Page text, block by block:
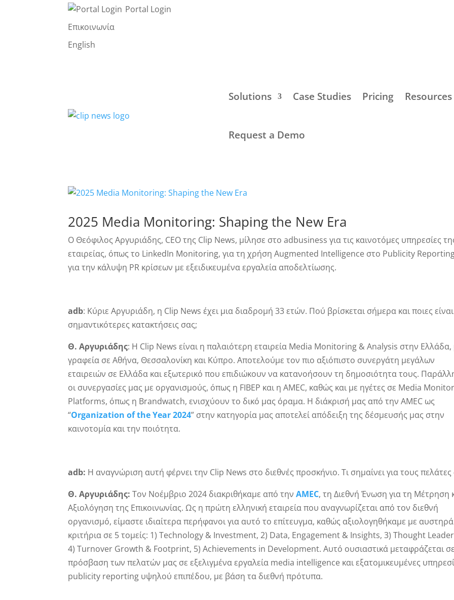
Portal Login
Επικοινωνία
English
Solutions Case Studies Pricing Resources
Request a Demo
2025 Media Monitoring: Shaping the New Era
Ο Θεόφιλος Αργυριάδης, CEO της Clip News, μίλησε στο adbusiness για τις καινοτόμες υπηρεσίες
εταιρείας, όπως το LinkedIn Monitoring, για τη χρήση Augmented Intelligence στο Publicity
για την κάλυψη PR κρίσεων με εξειδικευμένα εργαλεία αποδελτίωσης.
adb: Κύριε Αργυριάδη, η Clip News έχει μια διαδρομή 33 ετών. Πού βρίσκεται σήμερα και ποιες
σημαντικότερες κατακτήσεις σας;
Θ. Αργυριάδης: Η Clip News είναι η παλαιότερη εταιρεία Media Monitoring & Analysis στην Ελλάδα,
γραφεία σε Αθήνα, Θεσσαλονίκη και Κύπρο. Αποτελούμε τον πιο αξιόπιστο συνεργάτη μεγάλων
εταιρειών σε Ελλάδα και εξωτερικό που επιδιώκουν να κατανοήσουν τη δημοσιότητα τους.
οι συνεργασίες μας με οργανισμούς, όπως η FIBEP και η AMEC, καθώς και με ηγέτες σε Media
Platforms, όπως η Brandwatch, ενισχύουν το δικό μας όραμα. Η διάκρισή μας από την AMEC ως
“Organization of the Year 2024” στην κατηγορία μας αποτελεί απόδειξη της δέσμευσής μας στην
καινοτομία και την ποιότητα.
adb: Η αναγνώριση αυτή φέρνει την Clip News στο διεθνές προσκήνιο. Τι σημαίνει για τους πελάτες
Θ. Αργυριάδης:Τον Νοέμβριο 2024 διακριθήκαμε από τηνAMEC, τη Διεθνή Ένωση για τη Μέτρηση
Αξιολόγηση της Επικοινωνίας. Ως η πρώτη ελληνική εταιρεία που αναγνωρίζεται από τον διεθνή
οργανισμό, είμαστε ιδιαίτερα περήφανοι για αυτό το επίτευγμα, καθώς αξιολογηθήκαμε με αυστηρά
κριτήρια σε 5 τομείς: 1) Technology & Investment, 2) Data, Engagement & Insights, 3) Thought
4) Turnover Growth & Footprint, 5) Achievements in Development. Αυτό ουσιαστικά μεταφράζεται σε
πρόσβαση των πελατών μας σε εξελιγμένα εργαλεία media intelligence και εξατομικευμένες
publicity reporting υψηλού επιπέδου, με βάση τα διεθνή πρότυπα.